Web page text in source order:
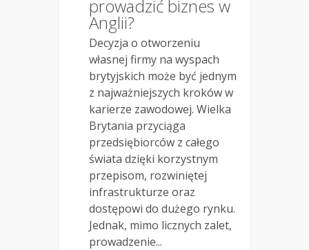
prowadzić biznes w
Anglii?
Decyzja o otworzeniu
własnej firmy na wyspach
brytyjskich może być jednym
z najważniejszych kroków w
karierze zawodowej. Wielka
Brytania przyciąga
przedsiębiorców z całego
świata dzięki korzystnym
przepisom, rozwiniętej
infrastrukturze oraz
dostępowi do dużego rynku.
Jednak, mimo licznych zalet,
prowadzenie...